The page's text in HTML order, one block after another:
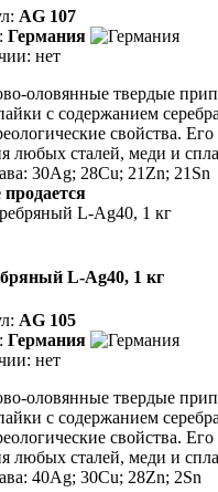
AG 107
Германия
нет
оловянные твердые
с содержанием
свойства.
любых сталей, меди и
30Ag; 28Cu; 21Zn; 21Sn
L-Ag40, 1 кг
AG 105
Германия
нет
оловянные твердые
с содержанием
свойства.
любых сталей, меди и
40Ag; 30Cu; 28Zn; 2Sn